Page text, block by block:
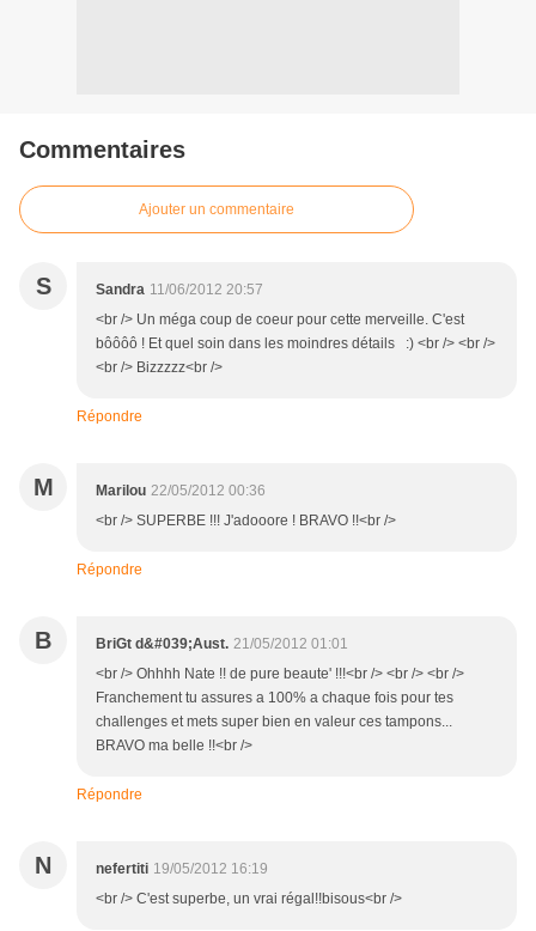
Commentaires
Ajouter un commentaire
S Sandra 11/06/2012 20:57
<br /> Un méga coup de coeur pour cette merveille. C'est
bôôôô ! Et quel soin dans les moindres détails :) <br /> <br />
<br /> Bizzzzz<br />
Répondre
M Marilou 22/05/2012 00:36
<br /> SUPERBE !!! J'adooore ! BRAVO !!<br />
Répondre
B BriGt d&#039;Aust. 21/05/2012 01:01
<br /> Ohhhh Nate !! de pure beaute' !!!<br /> <br /> <br />
Franchement tu assures a 100% a chaque fois pour tes
challenges et mets super bien en valeur ces tampons...
BRAVO ma belle !!<br />
Répondre
N nefertiti 19/05/2012 16:19
<br /> C'est superbe, un vrai régal!!bisous<br />